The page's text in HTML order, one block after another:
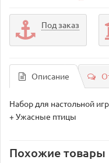
Под заказ
Описание
Набор для настольной
+ Ужасные птицы
Похожие товары